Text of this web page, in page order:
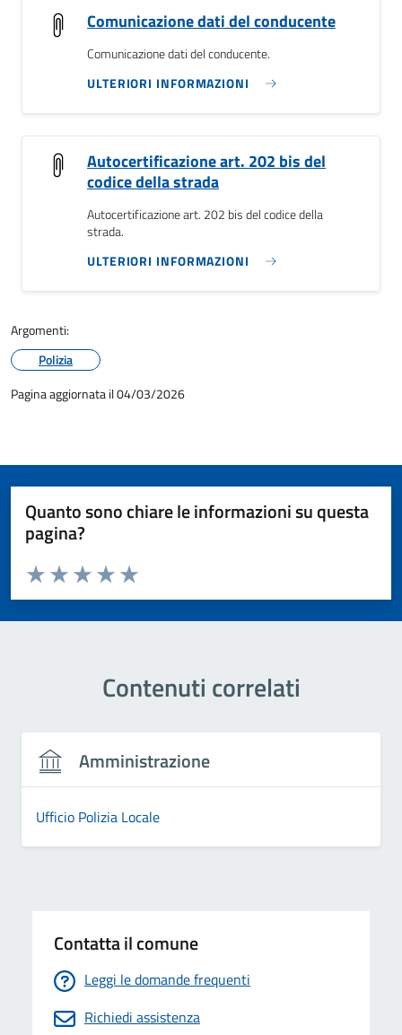
Comunicazione dati del conducente
Comunicazione dati del conducente.
ULTERIORI INFORMAZIONI
Autocertificazione art. 202 bis del
codice della strada
Autocertificazione art. 202 bis del codice della
strada.
ULTERIORI INFORMAZIONI
Argomenti:
Polizia
Pagina aggiornata il 04/03/2026
Quanto sono chiare le informazioni su questa
pagina?
Valuta da 1 a 5 stelle la pagina
Valuta 5 stelle su 5
Valuta 4 stelle su 5
Valuta 3 stelle su 5
Valuta 2 stelle su 5
Valuta 1 stelle su 5
Contenuti correlati
Amministrazione
Ufficio Polizia Locale
Contatta il comune
Leggi le domande frequenti
Richiedi assistenza